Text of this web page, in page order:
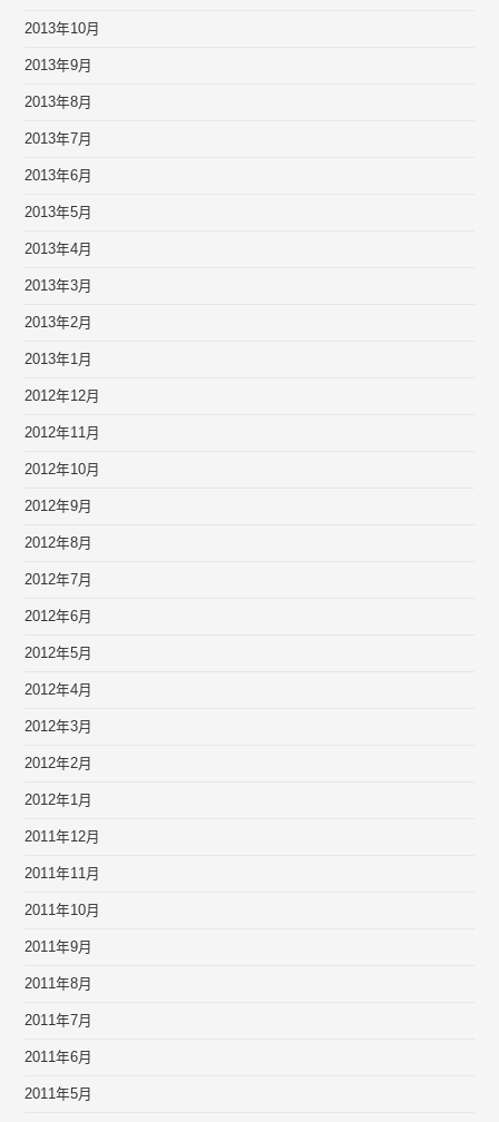
2013年10月
2013年9月
2013年8月
2013年7月
2013年6月
2013年5月
2013年4月
2013年3月
2013年2月
2013年1月
2012年12月
2012年11月
2012年10月
2012年9月
2012年8月
2012年7月
2012年6月
2012年5月
2012年4月
2012年3月
2012年2月
2012年1月
2011年12月
2011年11月
2011年10月
2011年9月
2011年8月
2011年7月
2011年6月
2011年5月